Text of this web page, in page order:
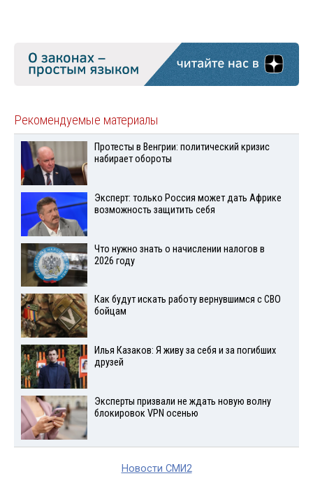
Рекомендуемые материалы
Протесты в Венгрии: политический кризис
набирает обороты
Эксперт: только Россия может дать Африке
возможность защитить себя
Что нужно знать о начислении налогов в
2026 году
Как будут искать работу вернувшимся с СВО
бойцам
Илья Казаков: Я живу за себя и за погибших
друзей
Эксперты призвали не ждать новую волну
блокировок VPN осенью
Новости СМИ2